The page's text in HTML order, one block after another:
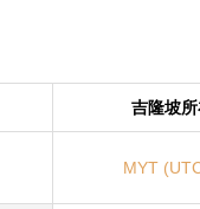
吉隆坡
MYT